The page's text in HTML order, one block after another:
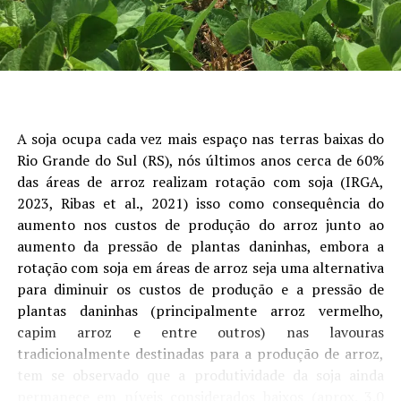
fatores como o câmbio, a demanda física e as condições
logísticas exerceram papel importante na formação das
cotações estaduais, reduzindo o impacto das oscilações
Outro ponto de destaque foi o avanço da
comercialização da safra. Na soja, as vendas atingiram
73% da produção estimada, crescimento de nove pontos
percentuais em julho. Embora o percentual permaneça
ligeiramente abaixo do registrado no ciclo anterior, o
ritmo foi impulsionado pela recuperação dos preços ao
longo do mês.
No milho, a comercialização chegou a 38,5% da
produção estimada, avanço de oito pontos percentuais
em relação ao mês anterior. Apesar da evolução, o índice
A soja ocupa cada vez mais espaço nas terras baixas do
Rio Grande do Sul (RS), nós últimos anos cerca de 60%
das áreas de arroz realizam rotação com soja (IRGA,
2023, Ribas et al., 2021) isso como consequência do
aumento nos custos de produção do arroz junto ao
aumento da pressão de plantas daninhas, embora a
rotação com soja em áreas de arroz seja uma alternativa
para diminuir os custos de produção e a pressão de
plantas daninhas (principalmente arroz vermelho,
capim arroz e entre outros) nas lavouras
tradicionalmente destinadas para a produção de arroz,
tem se observado que a produtividade da soja ainda